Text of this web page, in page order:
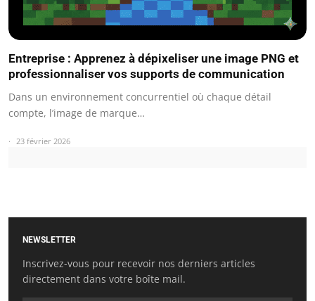
Entreprise : Apprenez à dépixeliser une image PNG et
professionnaliser vos supports de communication
Dans un environnement concurrentiel où chaque détail
compte, l’image de marque…
23 février 2026
NEWSLETTER
Inscrivez-vous pour recevoir nos derniers articles
directement dans votre boîte mail.